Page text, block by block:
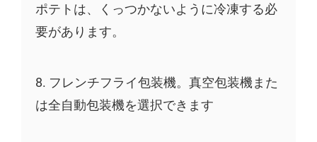
ポテトは、くっつかないように冷凍する必
要があります。
8. フレンチフライ包装機。真空包装機また
は全自動包装機を選択できます